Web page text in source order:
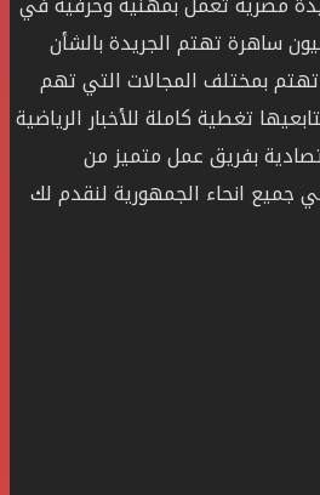
ساهرة تهتم الجريدة بالشأن
بمختلف المجالات التي تهم
تغطية كاملة للأخبار الرياضية
بفريق عمل متميز من
جميع انحاء الجمهورية لنقدم لك